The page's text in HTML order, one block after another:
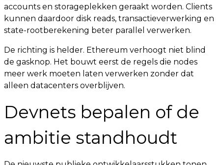
accounts en storageplekken geraakt worden. Clients
kunnen daardoor disk reads, transactieverwerking en
state-rootberekening beter parallel verwerken.
De richting is helder. Ethereum verhoogt niet blind
de gasknop. Het bouwt eerst de regels die nodes
meer werk moeten laten verwerken zonder dat
alleen datacenters overblijven.
Devnets bepalen of de
ambitie standhoudt